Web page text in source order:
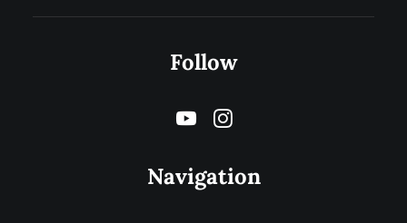
Follow
Navigation